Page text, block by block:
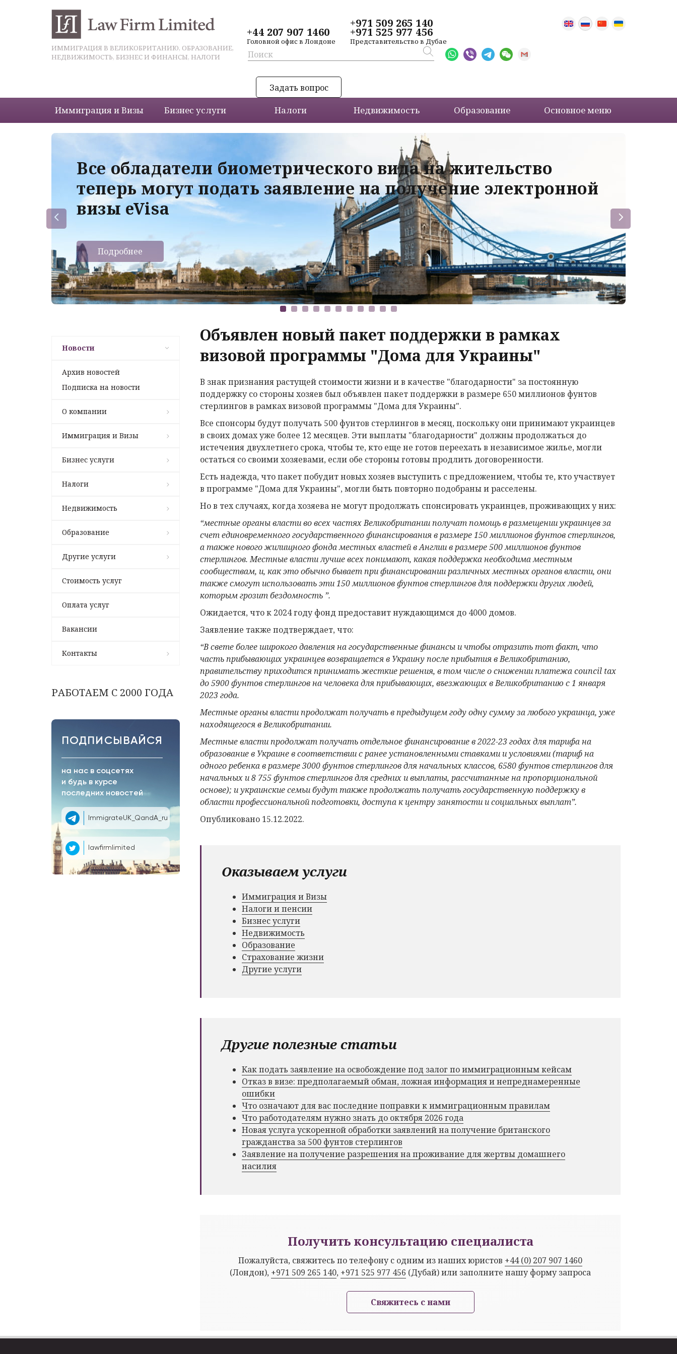
ИММИГРАЦИЯ В ВЕЛИКОБРИТАНИЮ, ОБРАЗОВАНИЕ,
НЕДВИЖИМОСТЬ, БИЗНЕС И ФИНАНСЫ, НАЛОГИ
+44 207 907 1460
Головной офис в Лондоне
+971 509 265 140
+971 525 977 456
Представительство в Дубае
Задать вопрос
Иммиграция и Визы Бизнес услуги Налоги Недвижимость Образование Основное меню
Все обладатели биометрического вида на жительство
теперь могут подать заявление на получение электронной
визы eVisa
Подробнее
Новости
Архив новостей
Подписка на новости
О компании
Иммиграция и Визы
Бизнес услуги
Налоги
Недвижимость
Образование
Другие услуги
Стоимость услуг
Оплата услуг
Вакансии
Контакты
РАБОТАЕМ С 2000 ГОДА
ПОДПИСЫВАЙСЯ
на нас в соцсетях
и будь в курсе
последних новостей
ImmigrateUK_QandA_ru
lawfirmlimited
Объявлен новый пакет поддержки в рамках
визовой программы "Дома для Украины"
В знак признания растущей стоимости жизни и в качестве "благодарности" за постоянную
поддержку со стороны хозяев был объявлен пакет поддержки в размере 650 миллионов фунтов
стерлингов в рамках визовой программы "Дома для Украины".
Все спонсоры будут получать 500 фунтов стерлингов в месяц, поскольку они принимают украинцев
в своих домах уже более 12 месяцев. Эти выплаты "благодарности" должны продолжаться до
истечения двухлетнего срока, чтобы те, кто еще не готов переехать в независимое жилье, могли
остаться со своими хозяевами, если обе стороны готовы продлить договоренности.
Есть надежда, что пакет побудит новых хозяев выступить с предложением, чтобы те, кто участвует
в программе "Дома для Украины", могли быть повторно подобраны и расселены.
Но в тех случаях, когда хозяева не могут продолжать спонсировать украинцев, проживающих у них:
“местные органы властиво всех частях Великобритании получат помощь в размещении украинцев за
счет единовременного государственного финансирования в размере 150 миллионов фунтов стерлингов,
а также нового жилищного фонда местных властей в Англии в размере 500 миллионов фунтов
стерлингов. Местные власти лучше всех понимают, какая поддержка необходима местным
сообществам, и, как это обычно бывает при финансировании различных местных органов власти, они
также смогут использовать эти 150 миллионов фунтов стерлингов для поддержки других людей,
которым грозит бездомность ”.
Ожидается, что к 2024 году фонд предоставит нуждающимся до 4000 домов.
Заявление также подтверждает, что:
“В свете более широкого давления на государственные финансы и чтобы отразить тот факт, что
часть прибывающих украинцев возвращается в Украину после прибытия в Великобританию,
правительству приходится принимать жесткие решения, в том числе о сниженииплатежаcouncil tax
до 5900 фунтов стерлингов на человека для прибывающих, въезжающих в Великобританию с 1 января
2023 года.
Местные органы властипродолжат получать в предыдущем году одну сумму за любого украинца, уже
находящегося в Великобритании.
Местные власти продолжат получать отдельное финансирование в 2022-23 годах для тарифа на
образование в Украине в соответствии с ранее установленными ставками и условиями (тариф на
одного ребенка в размере 3000 фунтов стерлингов для начальных классов, 6580 фунтов стерлингов для
начальных и 8 755 фунтов стерлингов для средних и выплаты, рассчитанные на пропорциональной
основе); и украинские семьи будут также продолжатьполучать государственную поддержку в
области профессиональной подготовки, доступа к центру занятости и социальных выплат”.
Опубликовано 15.12.2022.
Оказываем услуги
Иммиграция и Визы
Налоги и пенсии
Бизнес услуги
Недвижимость
Образование
Страхование жизни
Другие услуги
Другие полезные статьи
Как подать заявление на освобождение под залог по иммиграционным кейсам
Отказ в визе: предполагаемый обман, ложная информация и непреднамеренные
ошибки
Что означают для вас последние поправки к иммиграционным правилам
Что работодателям нужно знать до октября 2026 года
Новая услуга ускоренной обработки заявлений на получение британского
гражданства за 500 фунтов стерлингов
Заявление на получение разрешения на проживание для жертвы домашнего
насилия
Получить консультацию специалиста
Пожалуйста, свяжитесь по телефону с одним из наших юристов +44 (0) 207 907 1460
(Лондон), +971 509 265 140, +971 525 977 456 (Дубай) или заполните нашу форму запроса
Свяжитесь с нами